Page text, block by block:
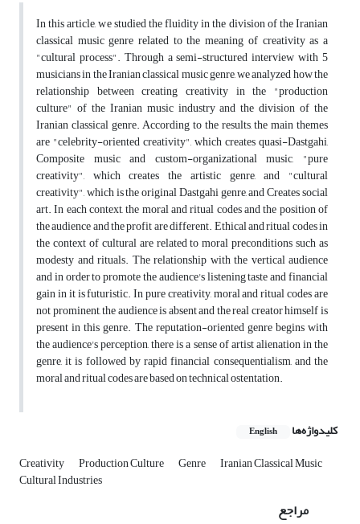
In this article, we studied the fluidity in the division of the Iranian
classical music genre related to the meaning of creativity as a
"cultural process". Through a semi-structured interview with 5
musicians in the Iranian classical music genre, we analyzed how the
relationship between creating creativity in the "production
culture" of the Iranian music industry and the division of the
Iranian classical genre. According to the results, the main themes
are "celebrity-oriented creativity", which creates quasi-Dastgahi,
Composite music and custom-organizational music, "pure
creativity", which creates the artistic genre, and "cultural
creativity", which is the original Dastgahi genre, and Creates social
art. In each context, the moral and ritual codes and the position of
the audience and the profit are different. Ethical and ritual codes in
the context of cultural are related to moral preconditions such as
modesty and rituals. The relationship with the vertical audience
and in order to promote the audience's listening taste and financial
gain in it is futuristic. In pure creativity, moral and ritual codes are
not prominent, the audience is absent and the real creator himself is
present in this genre. The reputation-oriented genre begins with
the audience's perception, there is a sense of artist alienation in the
genre, it is followed by rapid financial consequentialism, and the
moral and ritual codes are based on technical ostentation.
کلیدواژه‌ها English
Creativity Production Culture Genre Iranian Classical Music
Cultural Industries
مراجع